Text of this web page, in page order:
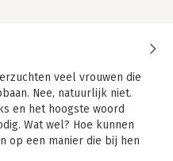
veel vrouwen die
Nee, natuurlijk niet.
en het hoogste woord
Wat wel? Hoe kunnen
op een manier die bij hen